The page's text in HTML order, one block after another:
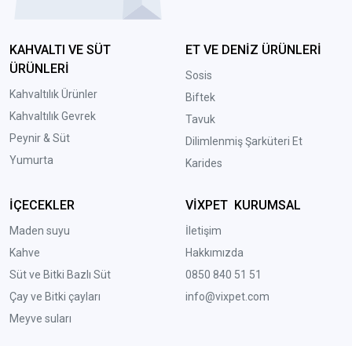
KAHVALTI VE SÜT
ÜRÜNLERİ
Kahvaltılık Ürünler
Kahvaltılık Gevrek
Peynir & Süt
Yumurta
ET VE DENİZ ÜRÜNLERİ
Sosis
Biftek
Tavuk
Dilimlenmiş Şarküteri Et
Karides
İÇECEKLER
Maden suyu
Kahve
Süt ve Bitki Bazlı Süt
Çay ve Bitki çayları
Meyve suları
VİXPET KURUMSAL
İletişim
Hakkımızda
0850 840 51 51
info@vixpet.com